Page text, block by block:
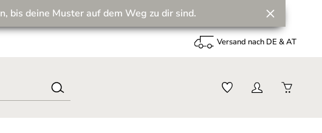
💪
bis deine Muster auf dem Weg zu dir sind.
Versand nach DE & AT